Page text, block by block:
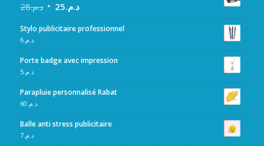
د.م.28 د.م.25
Stylo publicitaire professionnel
د.م.6
Porte badge avec impression
د.م.5
Parapluie personnalisé Rabat
د.م.60
Balle anti stress publicitaire
د.م.7